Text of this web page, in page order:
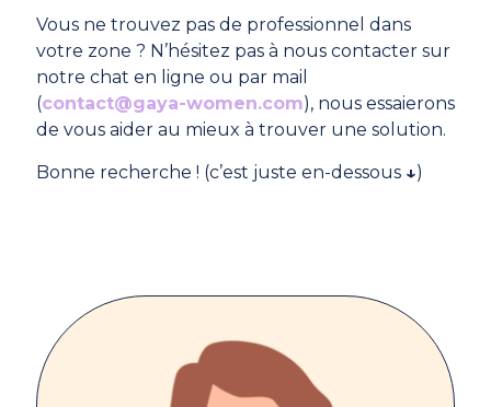
Vous ne trouvez pas de professionnel dans
votre zone ? N’hésitez pas à nous contacter sur
notre chat en ligne ou par mail
(contact@gaya-women.com), nous essaierons
de vous aider au mieux à trouver une solution.
Bonne recherche ! (c’est juste en-dessous ↓)